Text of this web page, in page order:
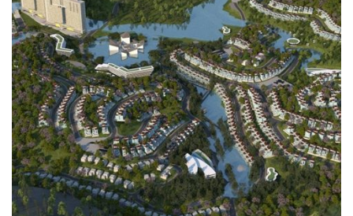
KHU ĐÔ THỊ SINH THÁI NGHỈ DƯỠNG
CAO CẤP ĐÔNG TRƯỜNG SƠN
HẠ TẦNG KỸ THUẬT